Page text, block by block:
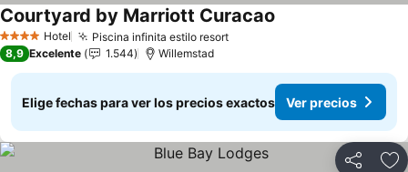
4 EstrellasHotel Piscina infinita estilo resortVer precios
Courtyard by Marriott Curacao
8,9 Excelente 1.544 Willemstad
Elige fechas para ver los precios exactos Ver precios
Compartir